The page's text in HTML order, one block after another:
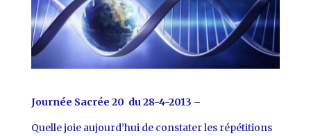
Journée Sacrée 20 du 28-4-2013 –
Quelle joie aujourd’hui de constater les répétitions